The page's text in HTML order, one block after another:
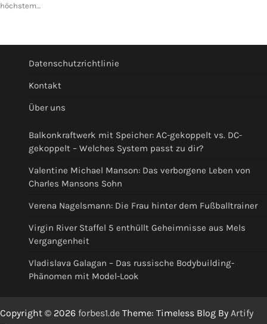
höchstem…
Datenschutzrichtlinie
Kontakt
Über uns
Balkonkraftwerk mit Speicher: AC-gekoppelt vs. DC-
gekoppelt – Welches System passt zu dir?
Valentine Michael Manson: Das verborgene Leben von
Charles Mansons Sohn
Verena Nagelsmann: Die Frau hinter dem Fußballtrainer
Virgin River Staffel 5 enthüllt Geheimnisse aus Mels
Vergangenheit
Vladislava Galagan – Das russische Bodybuilding-
Phänomen mit Model-Look
Copyright © 2026 forbes1.de Theme: Timeless Blog By Artify